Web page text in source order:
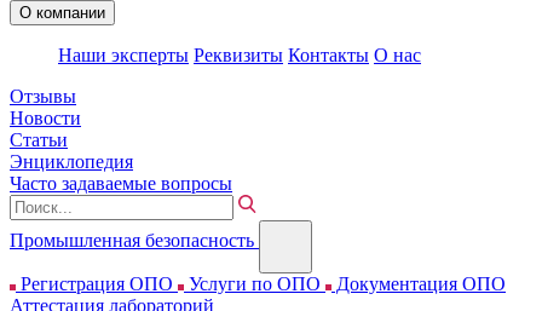
О компании
Наши эксперты Реквизиты Контакты О нас
Отзывы
Новости
Статьи
Энциклопедия
Часто задаваемые вопросы
Промышленная безопасность
Регистрация ОПО Услуги по ОПО
Документация ОПО
Аттестация лабораторий